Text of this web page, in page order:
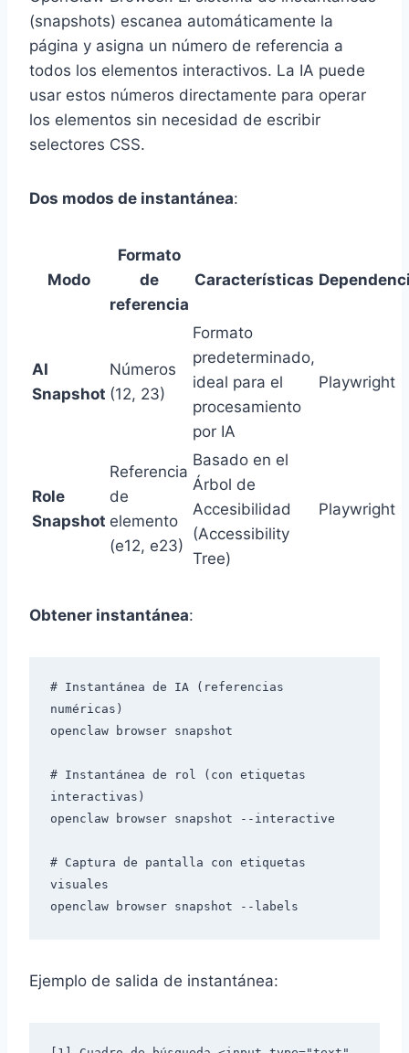
(snapshots) escanea automáticamente la
página y asigna un número de referencia a
todos los elementos interactivos. La IA puede
usar estos números directamente para operar
los elementos sin necesidad de escribir
selectores CSS.
Dos modos de instantánea:
Modo
Formato
de
referencia
Características
AI
Snapshot
Números
(12, 23)
Formato
predeterminado,
ideal para el
procesamiento
por IA
Playwright
Role
Snapshot
Referencia
de
elemento
(e12, e23)
Basado en el
Árbol de
Accesibilidad
(Accessibility
Tree)
Playwright
Obtener instantánea:
# Instantánea de IA (referencias
numéricas)
openclaw browser snapshot
# Instantánea de rol (con etiquetas
interactivas)
openclaw browser snapshot --interactive
# Captura de pantalla con etiquetas
visuales
Ejemplo de salida de instantánea: